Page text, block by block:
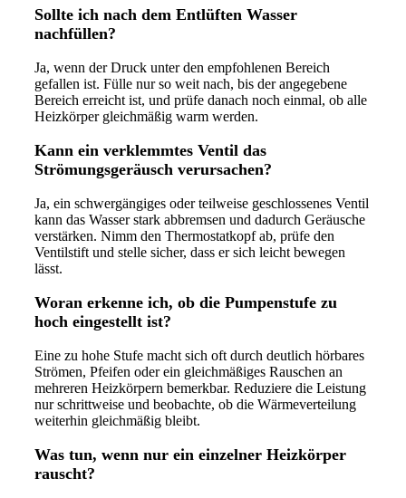
Sollte ich nach dem Entlüften Wasser
nachfüllen?
Ja, wenn der Druck unter den empfohlenen Bereich
gefallen ist. Fülle nur so weit nach, bis der angegebene
Bereich erreicht ist, und prüfe danach noch einmal, ob alle
Heizkörper gleichmäßig warm werden.
Kann ein verklemmtes Ventil das
Strömungsgeräusch verursachen?
Ja, ein schwergängiges oder teilweise geschlossenes Ventil
kann das Wasser stark abbremsen und dadurch Geräusche
verstärken. Nimm den Thermostatkopf ab, prüfe den
Ventilstift und stelle sicher, dass er sich leicht bewegen
lässt.
Woran erkenne ich, ob die Pumpenstufe zu
hoch eingestellt ist?
Eine zu hohe Stufe macht sich oft durch deutlich hörbares
Strömen, Pfeifen oder ein gleichmäßiges Rauschen an
mehreren Heizkörpern bemerkbar. Reduziere die Leistung
nur schrittweise und beobachte, ob die Wärmeverteilung
weiterhin gleichmäßig bleibt.
Was tun, wenn nur ein einzelner Heizkörper
rauscht?